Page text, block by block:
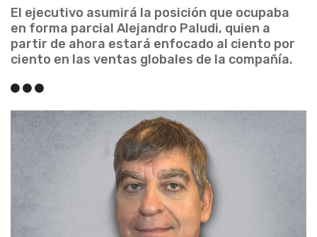
El ejecutivo asumirá la posición que ocupaba
en forma parcial Alejandro Paludi, quien a
partir de ahora estará enfocado al ciento por
ciento en las ventas globales de la compañía.